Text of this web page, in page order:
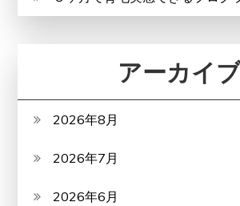
アーカイブ
2026年8月
2026年7月
2026年6月